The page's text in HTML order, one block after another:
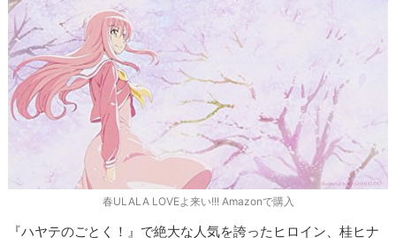
春ULALA LOVEよ来い!!! Amazonで購入
『ハヤテのごとく！』で絶大な人気を誇ったヒロイン、桂ヒナ